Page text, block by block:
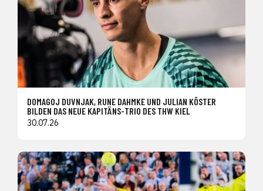
DOMAGOJ DUVNJAK, RUNE DAHMKE UND JULIAN KÖSTER
BILDEN DAS NEUE KAPITÄNS-TRIO DES THW KIEL
30.07.26